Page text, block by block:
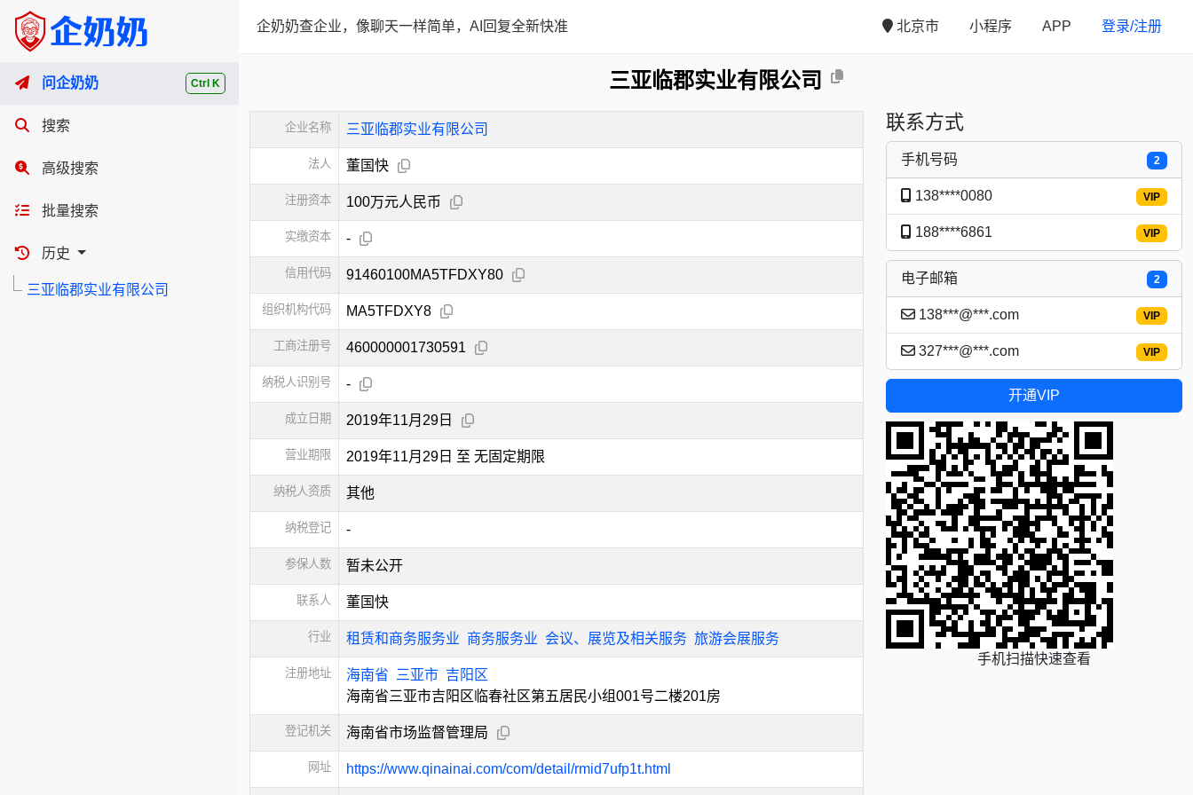
Ctrl K
问企奶奶
搜索
高级搜索
批量搜索
历史
三亚临郡实业有限公司
企奶奶查企业，像聊天一样简单，AI回复全新快准 北京市 小程序 APP 登录/注册
三亚临郡实业有限公司
企业名称 三亚临郡实业有限公司
法人 董国快
注册资本 100万元人民币
实缴资本 -
信用代码 91460100MA5TFDXY80
组织机构代码 MA5TFDXY8
工商注册号 460000001730591
纳税人识别号 -
成立日期 2019年11月29日
营业期限 2019年11月29日 至 无固定期限
纳税人资质 其他
纳税登记 -
参保人数 暂未公开
联系人 董国快
行业 租赁和商务服务业 商务服务业 会议、展览及相关服务 旅游会展服务
注册地址 海南省 三亚市 吉阳区
海南省三亚市吉阳区临春社区第五居民小组001号二楼201房
登记机关 海南省市场监督管理局
网址 https://www.qinainai.com/com/detail/rmid7ufp1t.html
联系方式
2
手机号码
VIP
138****0080
VIP
188****6861
2
电子邮箱
VIP
138***@***.com
VIP
327***@***.com
开通VIP
手机扫描快速查看